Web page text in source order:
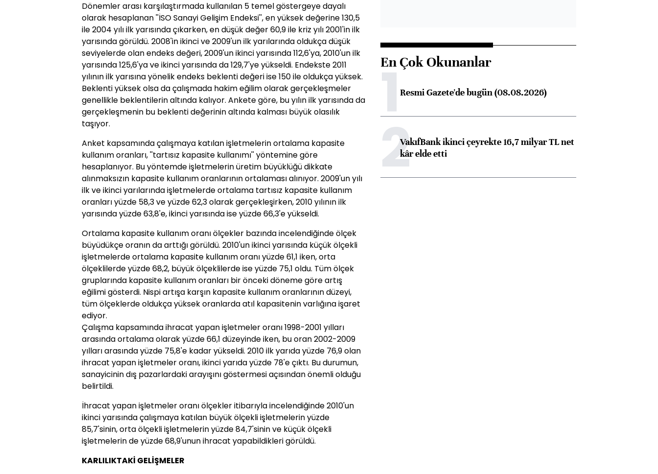
Dönemler arası karşılaştırmada kullanılan 5 temel göstergeye dayalı
olarak hesaplanan ''İSO Sanayi Gelişim Endeksi'', en yüksek değerine 130,5
ile 2004 yılı ilk yarısında çıkarken, en düşük değer 60,9 ile kriz yılı 2001'in ilk
yarısında görüldü. 2008'in ikinci ve 2009'un ilk yarılarında oldukça düşük
seviyelerde olan endeks değeri, 2009'un ikinci yarısında 112,6'ya, 2010'un ilk
yarısında 125,6'ya ve ikinci yarısında da 129,7'ye yükseldi. Endekste 2011
yılının ilk yarısına yönelik endeks beklenti değeri ise 150 ile oldukça yüksek.
Beklenti yüksek olsa da çalışmada hakim eğilim olarak gerçekleşmeler
genellikle beklentilerin altında kalıyor. Ankete göre, bu yılın ilk yarısında da
gerçekleşmenin bu beklenti değerinin altında kalması büyük olasılık
taşıyor.
Anket kapsamında çalışmaya katılan işletmelerin ortalama kapasite
kullanım oranları, ''tartısız kapasite kullanımı'' yöntemine göre
hesaplanıyor. Bu yöntemde işletmelerin üretim büyüklüğü dikkate
alınmaksızın kapasite kullanım oranlarının ortalaması alınıyor. 2009'un yılı
ilk ve ikinci yarılarında işletmelerde ortalama tartısız kapasite kullanım
oranları yüzde 58,3 ve yüzde 62,3 olarak gerçekleşirken, 2010 yılının ilk
yarısında yüzde 63,8'e, ikinci yarısında ise yüzde 66,3'e yükseldi.
Ortalama kapasite kullanım oranı ölçekler bazında incelendiğinde ölçek
büyüdükçe oranın da arttığı görüldü. 2010'un ikinci yarısında küçük ölçekli
işletmelerde ortalama kapasite kullanım oranı yüzde 61,1 iken, orta
ölçeklilerde yüzde 68,2, büyük ölçeklilerde ise yüzde 75,1 oldu. Tüm ölçek
gruplarında kapasite kullanım oranları bir önceki döneme göre artış
eğilimi gösterdi. Nispi artışa karşın kapasite kullanım oranlarının düzeyi,
tüm ölçeklerde oldukça yüksek oranlarda atıl kapasitenin varlığına işaret
ediyor.
Çalışma kapsamında ihracat yapan işletmeler oranı 1998-2001 yılları
arasında ortalama olarak yüzde 66,1 düzeyinde iken, bu oran 2002-2009
yılları arasında yüzde 75,8'e kadar yükseldi. 2010 ilk yarıda yüzde 76,9 olan
ihracat yapan işletmeler oranı, ikinci yarıda yüzde 78'e çıktı. Bu durumun,
sanayicinin dış pazarlardaki arayışını göstermesi açısından önemli olduğu
belirtildi.
İhracat yapan işletmeler oranı ölçekler itibarıyla incelendiğinde 2010'un
ikinci yarısında çalışmaya katılan büyük ölçekli işletmelerin yüzde
85,7'sinin, orta ölçekli işletmelerin yüzde 84,7'sinin ve küçük ölçekli
işletmelerin de yüzde 68,9'unun ihracat yapabildikleri görüldü.
KARLILIKTAKİ GELİŞMELER
En Çok Okunanlar
1Resmi Gazete'de bugün (08.08.2026)
2VakıfBank ikinci çeyrekte 16,7 milyar TL net
kâr elde etti